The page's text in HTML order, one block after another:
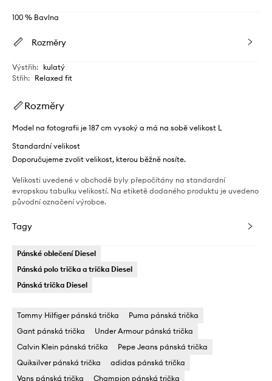
100 % Bavlna
Rozměry
Výstřih: kulatý
Střih: Relaxed fit
Rozměry
Model na fotografii je 187 cm vysoký a má na sobě velikost L
Standardní velikost
Doporučujeme zvolit velikost, kterou běžně nosíte.
Velikosti uvedené v obchodě byly přepočítány na standardní
evropskou tabulku velikostí. Na etiketě dodaného produktu je uvedeno
původní označení výrobce.
Tagy
Pánské oblečení Diesel
Pánská polo trička a trička Diesel
Pánská trička Diesel
Tommy Hilfiger pánská trička
Puma pánská trička
Gant pánská trička
Under Armour pánská trička
Calvin Klein pánská trička
Pepe Jeans pánská trička
Quiksilver pánská trička
adidas pánská trička
Vans pánská trička
Champion pánská trička